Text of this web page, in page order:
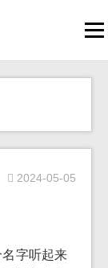
2024-05-05
字听起来